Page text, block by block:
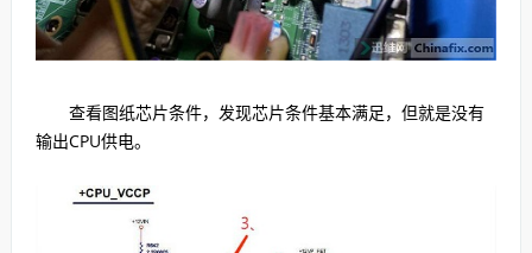
查看图纸芯片条件，发现芯片条件基本满足，但就是没有
输出CPU供电。